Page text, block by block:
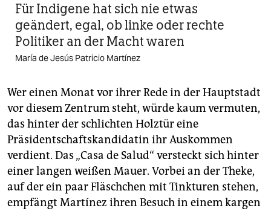
Für Indigene hat sich nie etwas
geändert, egal, ob linke oder rechte
Politiker an der Macht waren
María de Jesús Patricio Martínez
Wer einen Monat vor ihrer Rede in der Hauptstadt
vor diesem Zentrum steht, würde kaum vermuten,
das hinter der schlichten Holztür eine
Präsidentschaftskandidatin ihr Auskommen
verdient. Das „Casa de Salud“ versteckt sich hinter
einer langen weißen Mauer. Vorbei an der Theke,
auf der ein paar Fläschchen mit Tinkturen stehen,
empfängt Martínez ihren Besuch in einem kargen